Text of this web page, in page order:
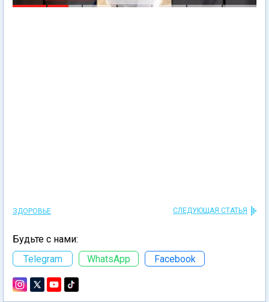
ЗДОРОВЬЕ СЛЕДУЮЩАЯ СТАТЬЯ
Будьте с нами:
Telegram
WhatsApp Facebook